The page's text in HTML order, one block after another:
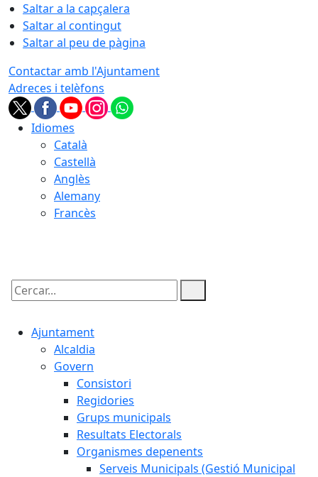
Saltar a la capçalera
Saltar al contingut
Saltar al peu de pàgina
Contactar amb l'Ajuntament
Adreces i telèfons
Idiomes
Català
Castellà
Anglès
Alemany
Francès
Cercar:
Ajuntament
Alcaldia
Govern
Consistori
Regidories
Grups municipals
Resultats Electorals
Organismes depenents
Serveis Municipals (Gestió Municipal